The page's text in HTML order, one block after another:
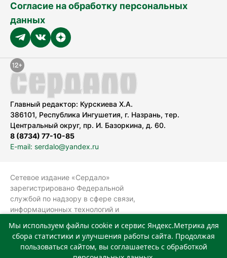
Согласие на обработку персональных
данных
Главный редактор: Курскиева Х.А.
386101, Республика Ингушетия, г. Назрань, тер.
Центральный округ, пр. И. Базоркина, д. 60.
8 (8734) 77-10-85
E-mail: serdalo@yandex.ru
Сетевое издание «Сердало»
зарегистрировано Федеральной
службой по надзору в сфере связи,
информационных технологий и
(Роскомнадзор).
Реестровая запись СМИ: ЭЛ № ФС 77-
78323 от 15.05.2020 г. Учредитель:
Мы используем файлы cookie и сервис Яндекс.Метрика для
сбора статистики и улучшения работы сайта. Продолжая
пользоваться сайтом, вы соглашаетесь с обработкой